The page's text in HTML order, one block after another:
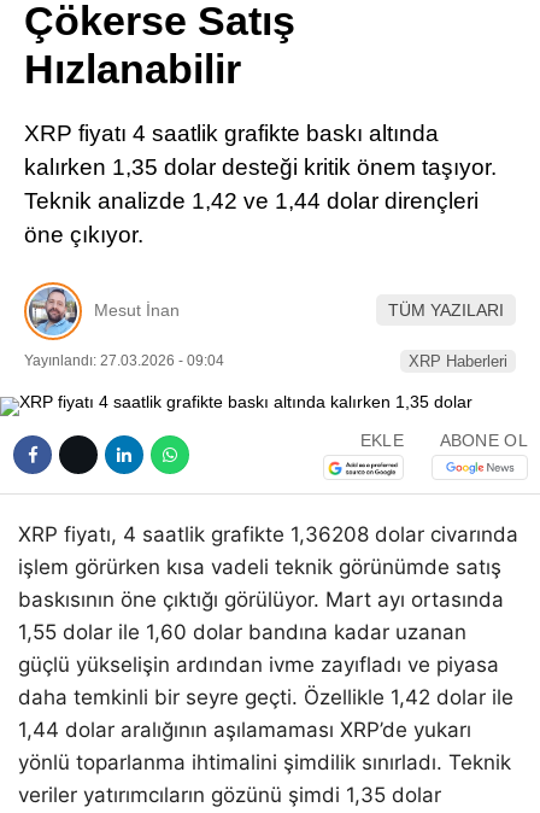
Çökerse Satış
Hızlanabilir
XRP fiyatı 4 saatlik grafikte baskı altında
kalırken 1,35 dolar desteği kritik önem taşıyor.
Teknik analizde 1,42 ve 1,44 dolar dirençleri
öne çıkıyor.
Mesut İnan TÜM YAZILARI
Yayınlandı: 27.03.2026 - 09:04 XRP Haberleri
EKLE ABONE OL
XRP fiyatı, 4 saatlik grafikte 1,36208 dolar civarında
işlem görürken kısa vadeli teknik görünümde satış
baskısının öne çıktığı görülüyor. Mart ayı ortasında
1,55 dolar ile 1,60 dolar bandına kadar uzanan
güçlü yükselişin ardından ivme zayıfladı ve piyasa
daha temkinli bir seyre geçti. Özellikle 1,42 dolar ile
1,44 dolar aralığının aşılamaması XRP’de yukarı
yönlü toparlanma ihtimalini şimdilik sınırladı. Teknik
veriler yatırımcıların gözünü şimdi 1,35 dolar